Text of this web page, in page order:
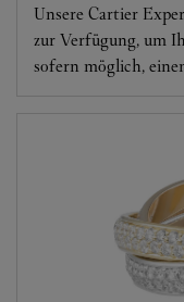
Unsere Cartier
zur Verfügung, um
sofern möglich,